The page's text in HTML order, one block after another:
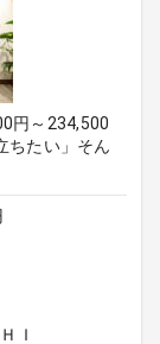
円～234,500
ちたい」そん
Ｉ